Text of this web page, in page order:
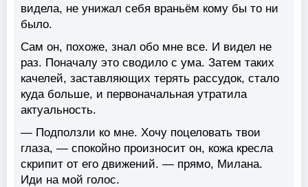
видела, не унижал себя враньём кому бы то ни
было.
Сам он, похоже, знал обо мне все. И видел не
раз. Поначалу это сводило с ума. Затем таких
качелей, заставляющих терять рассудок, стало
куда больше, и первоначальная утратила
актуальность.
— Подползли ко мне. Хочу поцеловать твои
глаза, — спокойно произносит он, кожа кресла
скрипит от его движений. — прямо, Милана.
Иди на мой голос.